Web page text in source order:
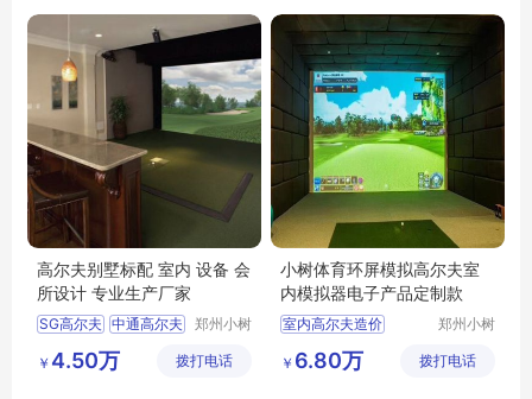
高尔夫别墅标配 室内 设备 会
所设计 专业生产厂家
SG高尔夫 中通高尔夫
衡泰信高尔夫
郑州小树
有限公司
￥ 4.50万 拨打电话
小树体育环屏模拟高尔夫室
内模拟器电子产品定制款
室内高尔夫造价
高尔夫室内模拟器品牌
郑州小树
有限公司
￥ 6.80万 拨打电话